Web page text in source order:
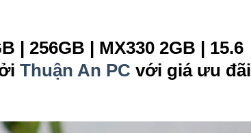
| 256GB | MX330 2GB | 15.6
Thuận An PC với giá ưu đãi